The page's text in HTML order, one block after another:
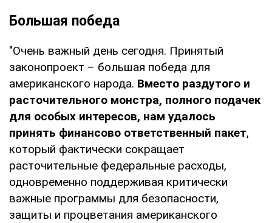
Большая победа
"Очень важный день сегодня. Принятый
законопроект – большая победа для
американского народа. Вместо раздутого и
расточительного монстра, полного подачек
для особых интересов, нам удалось
принять финансово ответственный пакет,
который фактически сокращает
расточительные федеральные расходы,
одновременно поддерживая критически
важные программы для безопасности,
защиты и процветания американского